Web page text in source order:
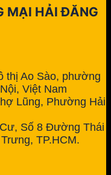
MẠI HẢI ĐĂNG
thị Ao Sào, phường
Việt Nam
Lũng, Phường Hải
Số 8 Đường Thái
TP.HCM.